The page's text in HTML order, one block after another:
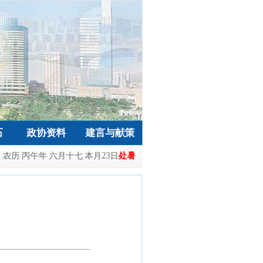
政协资料 建言与献策
历 丙午年 六月十七 本月23日 处暑